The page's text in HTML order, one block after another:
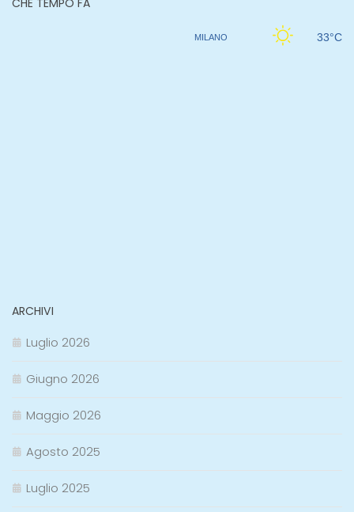
CHE TEMPO FA
ARCHIVI
Luglio 2026
Giugno 2026
Maggio 2026
Agosto 2025
Luglio 2025